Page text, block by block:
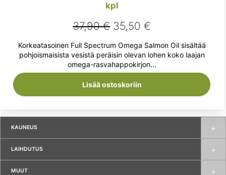
KAUNEUS
LAIHDUTUS
MUUT
kpl
37,90€ Alkuperäinen
hinta
oli:
37,90 €.
35,50€
hinta
on:
35,50 €.
Korkeatasoinen Full Spectrum Omega Salmon Oil sisältää
pohjoismaisista vesistä peräisin olevan lohen koko laajan
omega-rasvahappokirjon...
Lisää ostoskoriin